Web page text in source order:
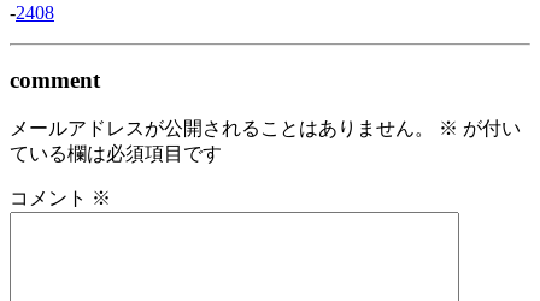
-2408
comment
メールアドレスが公開されることはありません。 ※ が付い
ている欄は必須項目です
コメント ※